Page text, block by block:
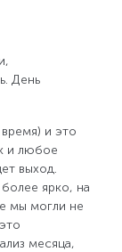
День
и это
и любое
выход.
ярко, на
мы могли не
месяца,